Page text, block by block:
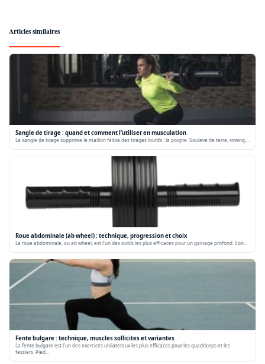
Articles similaires
Sangle de tirage : quand et comment l’utiliser en musculation
La sangle de tirage supprime le maillon faible des tirages lourds : la poigne. Souleve de terre, rowing,…
Roue abdominale (ab wheel) : technique, progression et choix
La roue abdominale, ou ab wheel, est l'un des outils les plus efficaces pour un gainage profond. Son…
Fente bulgare : technique, muscles sollicites et variantes
La fente bulgare est l'un des exercices unilateraux les plus efficaces pour les quadriceps et les
fessiers. Pied…